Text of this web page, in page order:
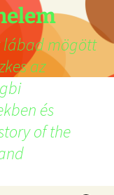
lábad mögött
az
és
of the